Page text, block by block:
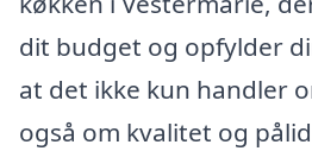
dit budget og opfylder
at det ikke kun handler
også om kvalitet og